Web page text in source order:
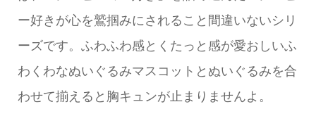
ー好きが心を鷲掴みにされること間違いないシリ
ーズです。ふわふわ感とくたっと感が愛おしいふ
わくわなぬいぐるみマスコットとぬいぐるみを合
わせて揃えると胸キュンが止まりませんよ。